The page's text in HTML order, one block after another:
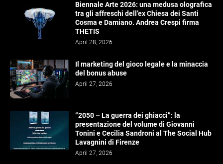
Biennale Arte 2026: una medusa olografica
tra gli affreschi dell’ex Chiesa dei Santi
Cosma e Damiano. Andrea Crespi firma
THETIS
April 28, 2026
Il marketing del gioco legale e la minaccia
del bonus abuse
April 27, 2026
“2050 – La guerra dei ghiacci”: la
presentazione del volume di Giovanni
Tonini e Cecilia Sandroni al The Social Hub
Lavagnini di Firenze
April 27, 2026